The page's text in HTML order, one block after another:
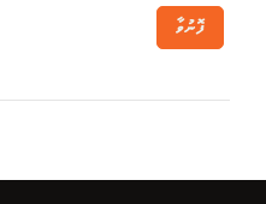
ފޮނުވާ